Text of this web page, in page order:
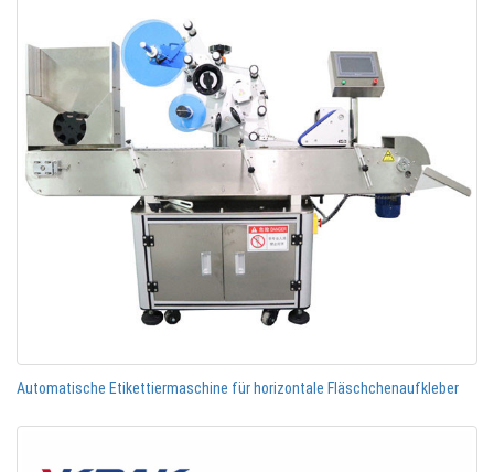
Automatische Etikettiermaschine für horizontale Fläschchenaufkleber